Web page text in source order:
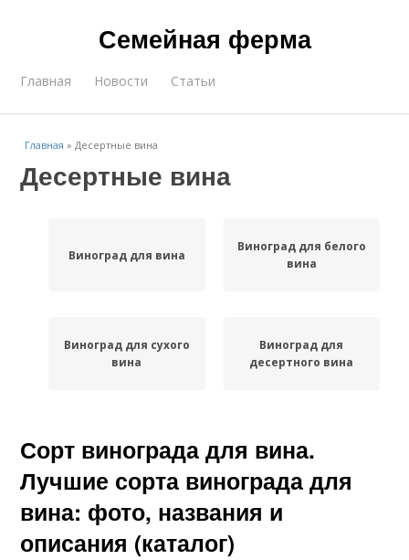
Семейная ферма
Главная Новости Статьи
Главная »Десертные вина
Десертные вина
Виноград для вина
Виноград для белого
вина
Виноград для сухого
вина
Виноград для
десертного вина
Сорт винограда для вина.
Лучшие сорта винограда для
вина: фото, названия и
описания (каталог)